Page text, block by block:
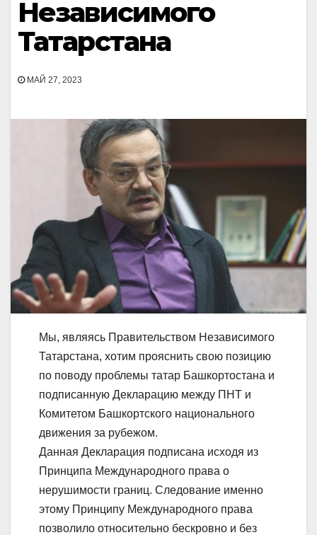
Независимого
Татарстана
МАЙ 27, 2023
Мы, являясь Правительством Независимого
Татарстана, хотим прояснить свою позицию
по поводу проблемы татар Башкортостана и
подписанную Декларацию между ПНТ и
Комитетом Башкортского национального
движения за рубежом.
Данная Декларация подписана исходя из
Принципа Международного права о
нерушимости границ. Следование именно
этому Принципу Международного права
позволило относительно бескровно и без